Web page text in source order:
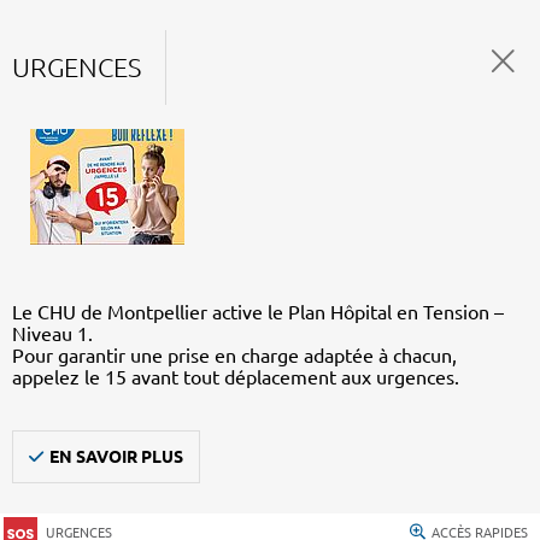
URGENCES
Le CHU de Montpellier active le Plan Hôpital en Tension –
Niveau 1.
Pour garantir une prise en charge adaptée à chacun,
appelez le 15 avant tout déplacement aux urgences.
EN SAVOIR PLUS
URGENCES ACCÈS RAPIDES